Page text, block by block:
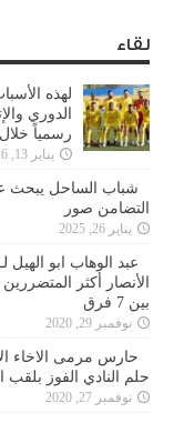
لقاء
لهذه
الدوري
رسمياً
يناير 13, 2026
شباب الساحل يبحث
التضامن صور
يناير 26, 2025
عبد الوهاب ابو الهيل
الأنصار أكثر
بين 7 فرق
نوفمبر 29, 2020
حارس مرمى الاخاء
حلم النادي الفوز بلقب
نوفمبر 27, 2020